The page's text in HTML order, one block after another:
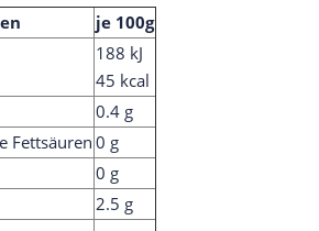
je 100g
188 kJ
45 kcal
0.4 g
Fettsäuren0 g
0 g
2.5 g